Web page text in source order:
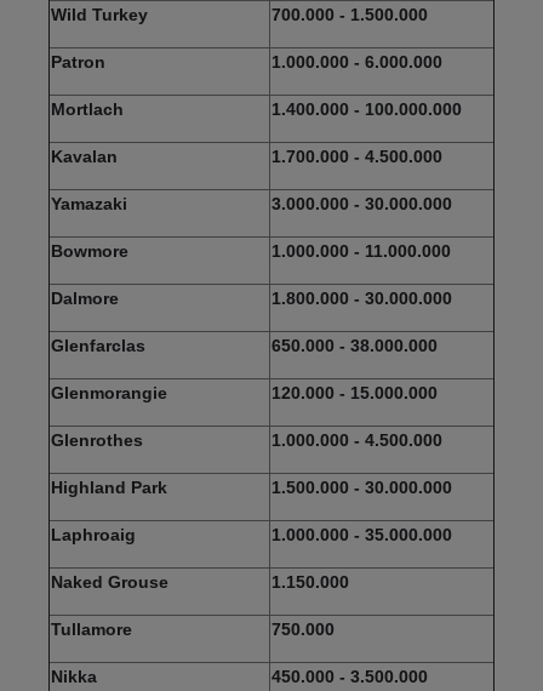
Wild Turkey 700.000 - 1.500.000
Patron 1.000.000 - 6.000.000
Mortlach 1.400.000 - 100.000.000
Kavalan 1.700.000 - 4.500.000
Yamazaki 3.000.000 - 30.000.000
Bowmore 1.000.000 - 11.000.000
Dalmore 1.800.000 - 30.000.000
Glenfarclas 650.000 - 38.000.000
Glenmorangie 120.000 - 15.000.000
Glenrothes 1.000.000 - 4.500.000
Highland Park 1.500.000 - 30.000.000
Laphroaig 1.000.000 - 35.000.000
Naked Grouse 1.150.000
Tullamore 750.000
Nikka 450.000 - 3.500.000